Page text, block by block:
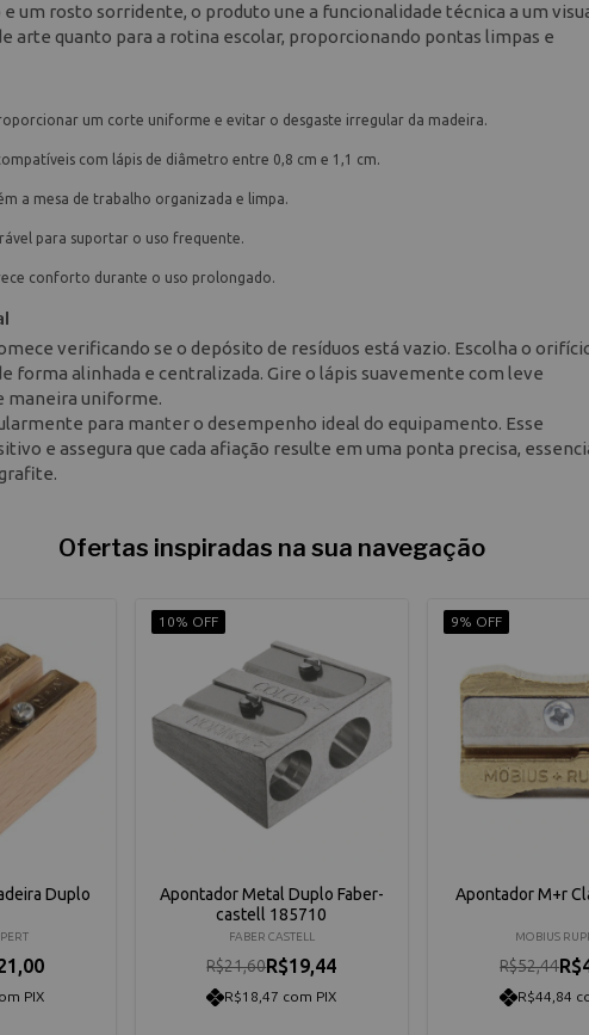
um rosto sorridente, o produto une a funcionalidade técnica a um
arte quanto para a rotina escolar, proporcionando pontas limpas e
um corte uniforme e evitar o desgaste irregular da madeira.
com lápis de diâmetro entre 0,8 cm e 1,1 cm.
a mesa de trabalho organizada e limpa.
para suportar o uso frequente.
conforto durante o uso prolongado.
verificando se o depósito de resíduos está vazio. Escolha o
forma alinhada e centralizada. Gire o lápis suavemente com leve
maneira uniforme.
para manter o desempenho ideal do equipamento. Esse
e assegura que cada afiação resulte em uma ponta precisa,
Ofertas inspiradas na sua navegação
Duplo
PIX
10% OFF
Apontador Metal Duplo Faber-
castell 185710
FABER CASTELL
R$21,60R$19,44
R$18,47 com PIX
9% OFF
Apontador M+r
MOBIUS
R$52,44
R$44,84